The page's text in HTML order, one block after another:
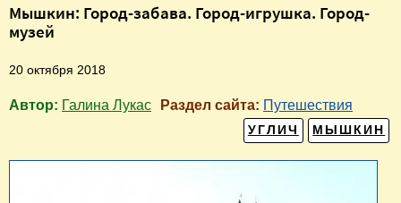
Мышкин: Город-забава. Город-игрушка. Город-
музей
20 октября 2018
Автор: Галина Лукас Раздел сайта: Путешествия
МЫШКИН
УГЛИЧ